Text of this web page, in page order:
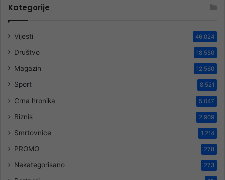
Kategorije
Vijesti 46.024
Društvo 18.550
Magazin 12.560
Sport 8.521
Crna hronika 5.047
Biznis 2.909
Smrtovnice 1.214
PROMO 278
Nekategorisano 273